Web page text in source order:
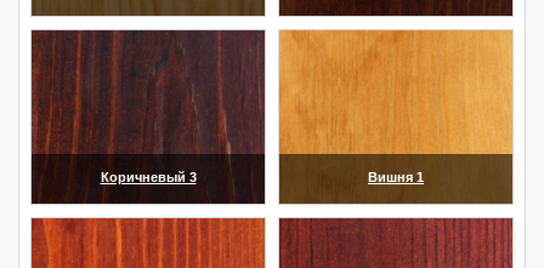
Коричневый 3 Вишня 1